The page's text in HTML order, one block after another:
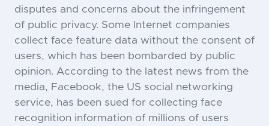
disputes and concerns about the infringement
of public privacy. Some Internet companies
collect face feature data without the consent of
users, which has been bombarded by public
opinion. According to the latest news from the
media, Facebook, the US social networking
service, has been sued for collecting face
recognition information of millions of users